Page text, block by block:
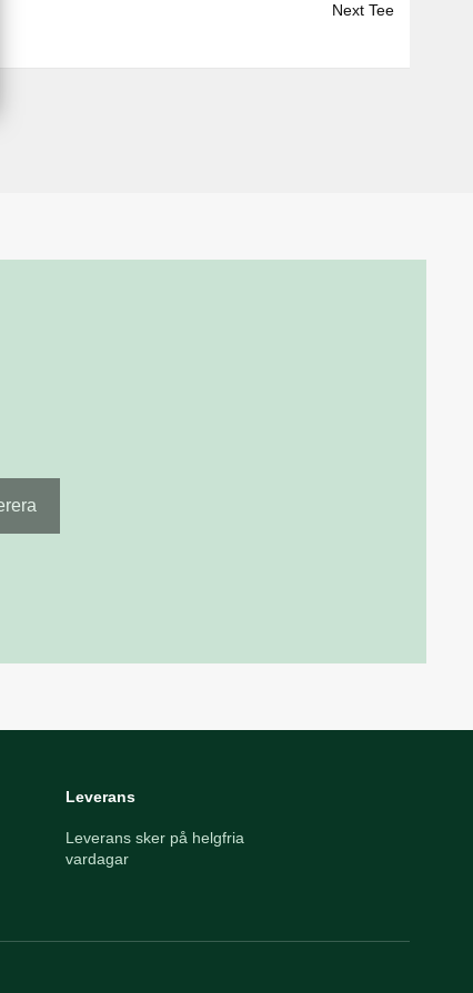
Next Tee
Leverans
Leverans sker på helgfria
vardagar